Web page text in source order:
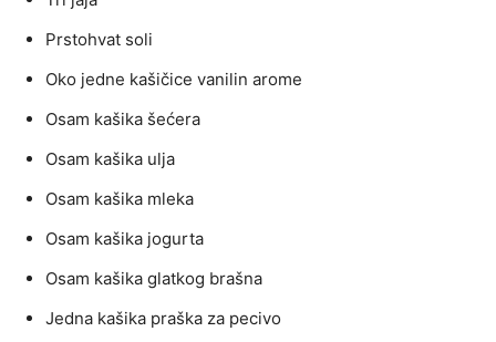
Prstohvat soli
Oko jedne kašičice vanilin arome
Osam kašika šećera
Osam kašika ulja
Osam kašika mleka
Osam kašika jogurta
Osam kašika glatkog brašna
Jedna kašika praška za pecivo